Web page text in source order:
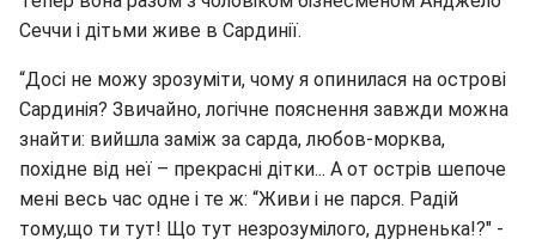
Сеччи і дітьми живе в Сардинії.
“Досі не можу зрозуміти, чому я опинилася на острові
Сардинія? Звичайно, логічне пояснення завжди можна
знайти: вийшла заміж за сарда, любов-морква,
похідне від неї – прекрасні дітки... А от острів шепоче
мені весь час одне і те ж: “Живи і не парся. Радій
тому,що ти тут! Що тут незрозумілого, дурненька!?" -